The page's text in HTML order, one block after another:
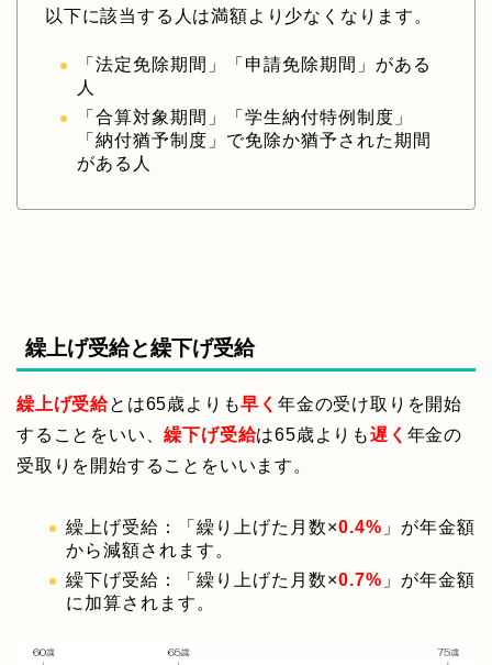
以下に該当する人は満額より少なくなります。
「法定免除期間」「申請免除期間」がある
人
「合算対象期間」「学生納付特例制度」
「納付猶予制度」で免除か猶予された期間
がある人
繰上げ受給と繰下げ受給
繰上げ受給とは65歳よりも早く年金の受け取りを開始
することをいい、繰下げ受給は65歳よりも遅く 年金の
受取りを開始することをいいます。
繰上げ受給：「繰り上げた月数×0.4% 」が年金額
から減額されます。
繰下げ受給：「繰り上げた月数×0.7% 」が年金額
に加算されます。